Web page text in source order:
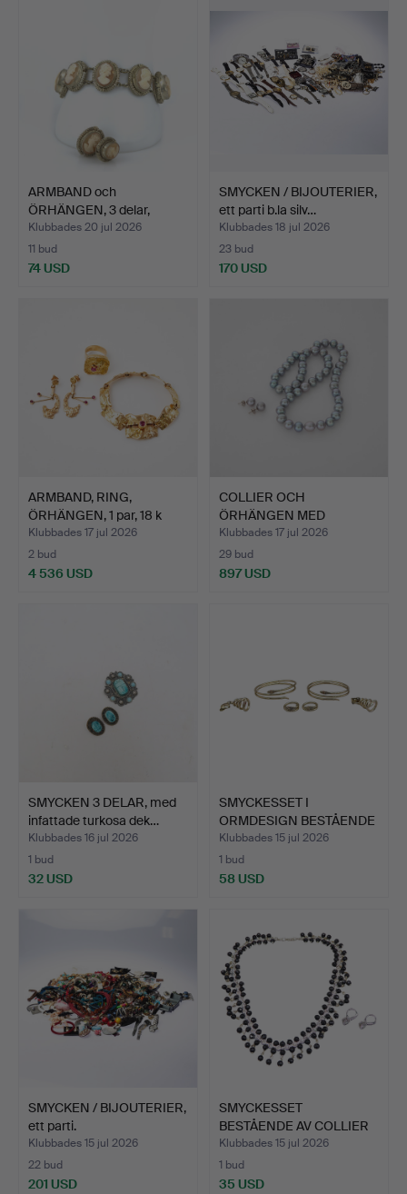
ARMBAND och
ÖRHÄNGEN, 3 delar,
filigranarb…
Klubbades 20 jul 2026
11 bud
74 USD
SMYCKEN / BIJOUTERIER,
ett parti b.la silv…
Klubbades 18 jul 2026
23 bud
170 USD
ARMBAND, RING,
ÖRHÄNGEN, 1 par, 18 k
guld,…
Klubbades 17 jul 2026
2 bud
4 536 USD
COLLIER OCH
ÖRHÄNGEN MED
SÖDERHAVSPÄRLOR, …
Klubbades 17 jul 2026
29 bud
897 USD
SMYCKEN 3 DELAR, med
infattade turkosa dek…
Klubbades 16 jul 2026
1 bud
32 USD
SMYCKESSET I
ORMDESIGN BESTÅENDE
AV TVÅ AR…
Klubbades 15 jul 2026
1 bud
58 USD
SMYCKEN / BIJOUTERIER,
ett parti.
Klubbades 15 jul 2026
22 bud
201 USD
SMYCKESSET
BESTÅENDE AV COLLIER
OCH ÖRHÄNG…
Klubbades 15 jul 2026
1 bud
35 USD